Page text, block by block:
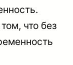
что без